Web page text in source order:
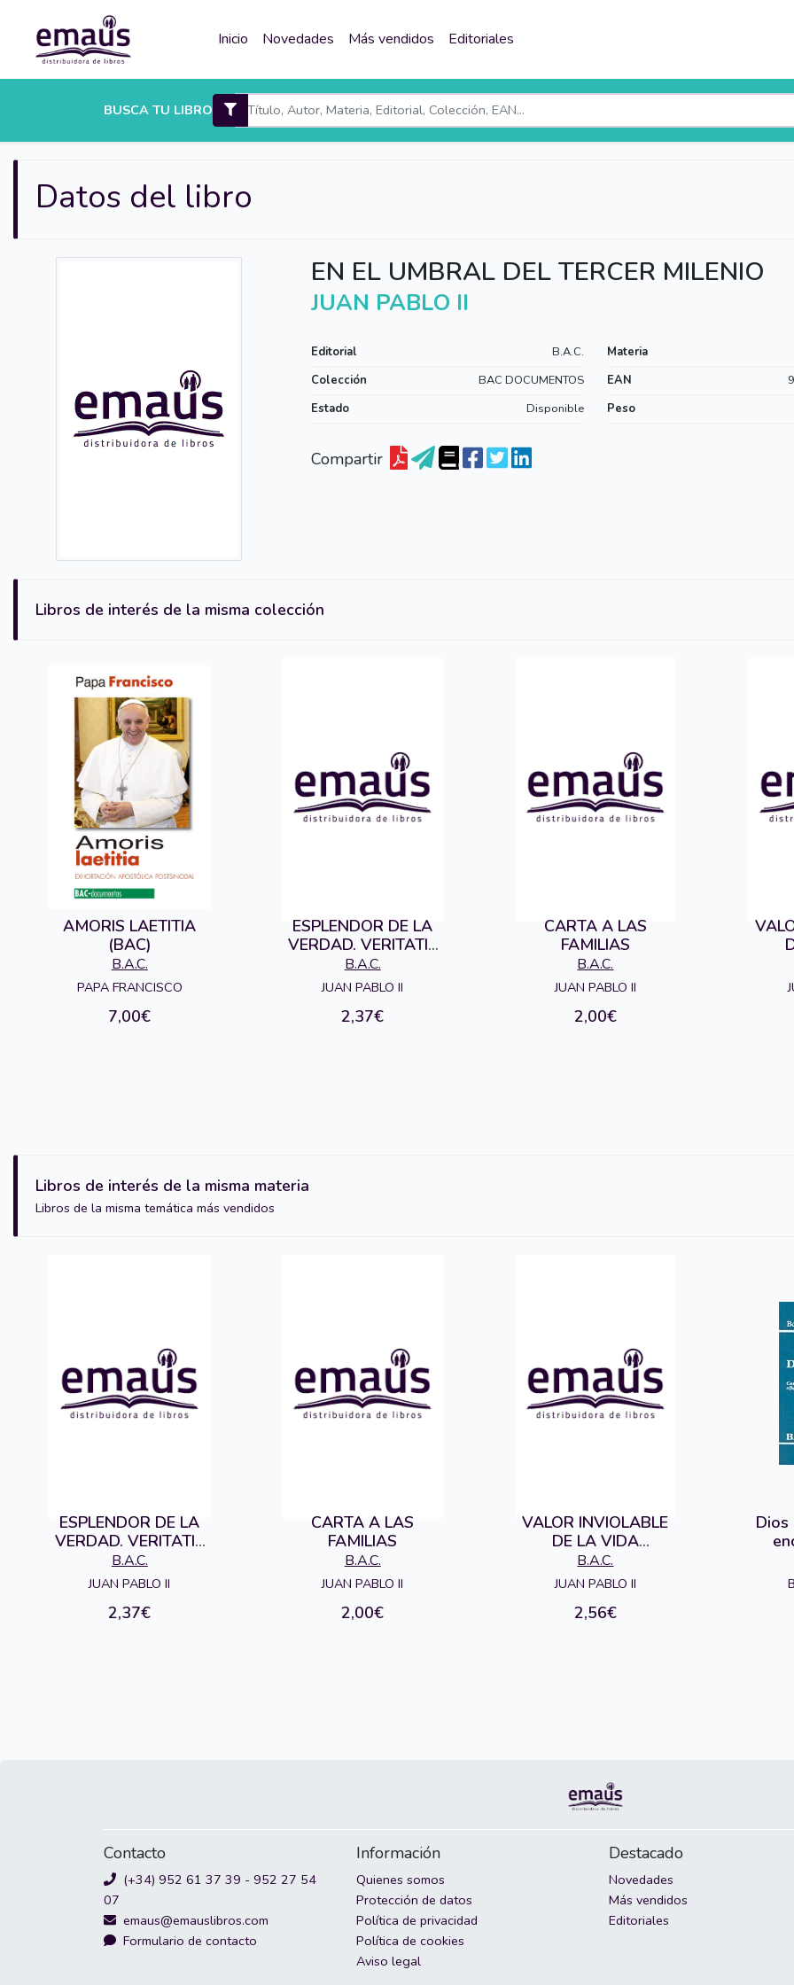
Inicio Novedades Más vendidos Editoriales
BUSCA TU LIBRO
Datos del libro
EN EL UMBRAL DEL TERCER MILENIO
JUAN PABLO II
Editorial B.A.C.
Materia
Colección
BAC DOCUMENTOS EAN
Estado
Disponible Peso
Compartir
Libros de interés de la misma colección
AMORIS LAETITIA
(BAC)
B.A.C.
PAPA FRANCISCO
7,00€
ESPLENDOR DE LA
VERDAD. VERITATIS
SPLENDOR. CARTA
B.A.C.
JUAN PABLO II
2,37€
CARTA A LAS
FAMILIAS
B.A.C.
JUAN PABLO II
2,00€
Libros de interés de la misma materia
Libros de la misma temática más vendidos
ESPLENDOR DE LA
VERDAD. VERITATIS
SPLENDOR. CARTA
B.A.C.
JUAN PABLO II
2,37€
CARTA A LAS
FAMILIAS
B.A.C.
JUAN PABLO II
2,00€
VALOR INVIOLABLE
DE LA VIDA
HUMANA
B.A.C.
JUAN PABLO II
2,56€
Dios
Contacto
(+34) 952 61 37 39 - 952 27 54
07
emaus@emauslibros.com
Formulario de contacto
Información
Quienes somos
Protección de datos
Política de privacidad
Política de cookies
Aviso legal
Destacado
Novedades
Más vendidos
Editoriales